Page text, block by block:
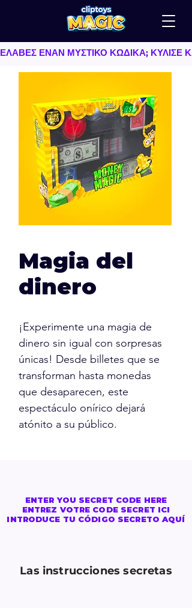
ΕΛΑΒΕΣ ΕΝΑΝ ΜΥΣΤΙΚΟ ΚΩΔΙΚΑ; ΚΥΛΙΣΕ
Magia del
dinero
¡Experimente una magia de
dinero sin igual con sorpresas
únicas! Desde billetes que se
transforman hasta monedas
que desaparecen, este
espectáculo onírico dejará
atónito a su público.
ENTER YOU SECRET CODE HERE
ENTREZ VOTRE CODE SECRET ICI
INTRODUCE TU CÓDIGO SECRETO AQUÍ
Las instrucciones secretas